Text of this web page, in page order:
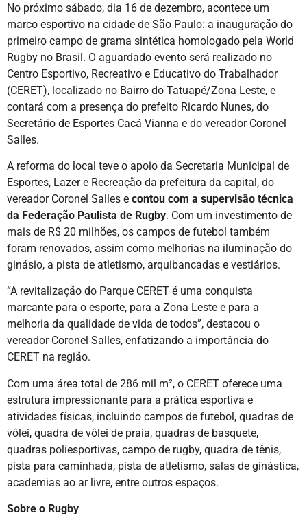
No próximo sábado, dia 16 de dezembro, acontece um
marco esportivo na cidade de São Paulo: a inauguração do
primeiro campo de grama sintética homologado pela World
Rugby no Brasil. O aguardado evento será realizado no
Centro Esportivo, Recreativo e Educativo do Trabalhador
(CERET), localizado no Bairro do Tatuapé/Zona Leste, e
contará com a presença do prefeito Ricardo Nunes, do
Secretário de Esportes Cacá Vianna e do vereador Coronel
Salles.
A reforma do local teve o apoio da Secretaria Municipal de
Esportes, Lazer e Recreação da prefeitura da capital, do
vereador Coronel Salles e contou com a supervisão técnica
da Federação Paulista de Rugby. Com um investimento de
mais de R$ 20 milhões, os campos de futebol também
foram renovados, assim como melhorias na iluminação do
ginásio, a pista de atletismo, arquibancadas e vestiários.
“A revitalização do Parque CERET é uma conquista
marcante para o esporte, para a Zona Leste e para a
melhoria da qualidade de vida de todos”, destacou o
vereador Coronel Salles, enfatizando a importância do
CERET na região.
Com uma área total de 286 mil m², o CERET oferece uma
estrutura impressionante para a prática esportiva e
atividades físicas, incluindo campos de futebol, quadras de
vôlei, quadra de vôlei de praia, quadras de basquete,
quadras poliesportivas, campo de rugby, quadra de tênis,
pista para caminhada, pista de atletismo, salas de ginástica,
academias ao ar livre, entre outros espaços.
Sobre o Rugby